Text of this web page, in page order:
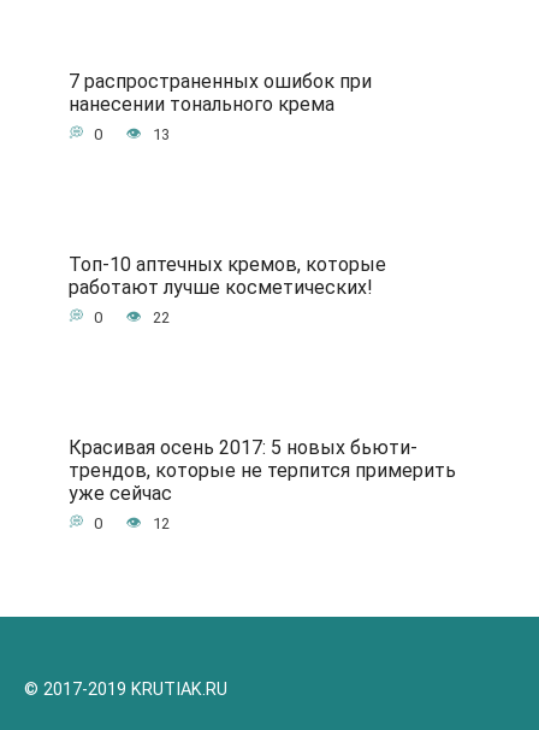
7 распространенных ошибок при
нанесении тонального крема
0 13
Топ-10 аптечных кремов, которые
работают лучше косметических!
0 22
Красивая осень 2017: 5 новых бьюти-
трендов, которые не терпится примерить
уже сейчас
0 12
© 2017-2019 KRUTIAK.RU